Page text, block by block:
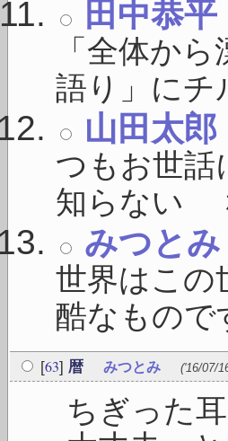
田中恭平
「全体か
語り」にチ
山田太郎
つもお世
知らない
みつとみ
世界はこの
酷なもので
[63] 暦 みつとみ ('16/07/
ちぎった